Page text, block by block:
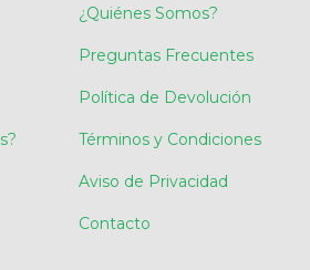
¿Quiénes Somos?
Preguntas Frecuentes
Política de Devolución
Términos y Condiciones
Aviso de Privacidad
Contacto